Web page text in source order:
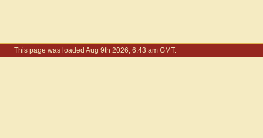
This page was loaded Aug 9th 2026, 6:43 am GMT.